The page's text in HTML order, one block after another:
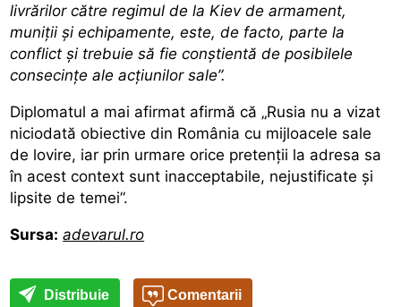
livrărilor către regimul de la Kiev de armament,
muniții și echipamente, este, de facto, parte la
conflict și trebuie să fie conștientă de posibilele
consecințe ale acțiunilor sale”.
Diplomatul a mai afirmat afirmă că „Rusia nu a vizat
niciodată obiective din România cu mijloacele sale
de lovire, iar prin urmare orice pretenții la adresa sa
în acest context sunt inacceptabile, nejustificate și
lipsite de temei”.
Sursa: adevarul.ro
Distribuie Comentarii